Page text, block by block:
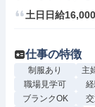
土日日給
仕事の特徴
制服あり 主
職場見学可
ブランクOK